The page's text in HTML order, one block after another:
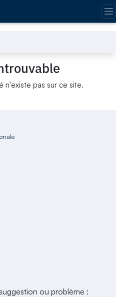
n'existe pas sur ce site.
ou problème :